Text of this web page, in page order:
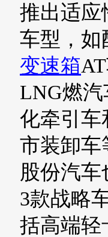
推出适应
车型，如
变速箱
LNG燃
化牵引车
市装卸车
股份汽
3款战略
括高端轻